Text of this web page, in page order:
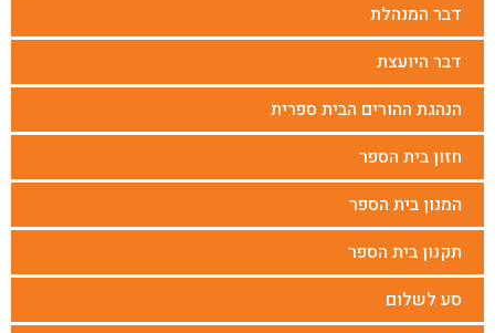
דבר המנהלת
דבר היועצת
הנהגת ההורים הבית ספרית
חזון בית הספר
המנון בית הספר
תקנון בית הספר
סע לשלום